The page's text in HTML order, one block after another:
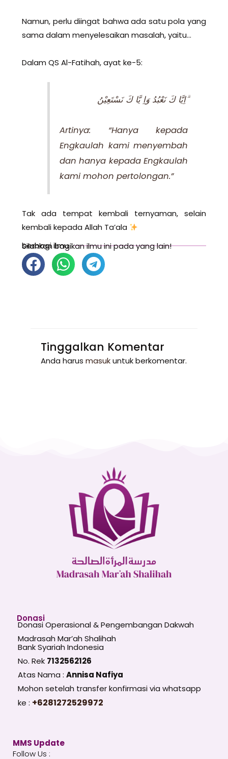
Namun, perlu diingat bahwa ada satu pola yang
sama dalam menyelesaikan masalah, yaitu…
Dalam QS Al-Fatihah, ayat ke-5:
اِيَّا كَ نَعْبُدُ وَاِ يَّا كَ نَسْتَعِيْنُ ۗ
Artinya: “Hanya kepada
Engkaulah kami menyembah
dan hanya kepada Engkaulah
kami mohon pertolongan.”
Tak ada tempat kembali ternyaman, selain
kembali kepada Allah Ta’ala
berbagi ilmu
Silahkan bagikan ilmu ini pada yang lain!
Tinggalkan Komentar
Anda harus masukuntuk berkomentar.
Donasi
Donasi Operasional & Pengembangan Dakwah
Madrasah Mar’ah Shalihah
Bank Syariah Indonesia
No. Rek 7132562126
Atas Nama : Annisa Nafiya
Mohon setelah transfer konfirmasi via whatsapp
ke : +6281272529972
MMS Update
Follow Us :